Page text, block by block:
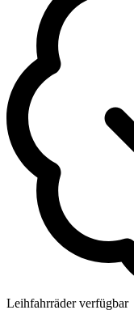
Leihfahrräder verfügbar